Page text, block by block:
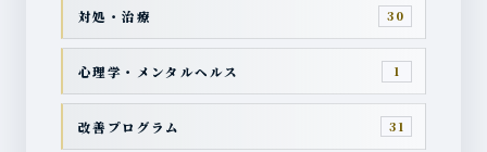
対処・治療 30
心理学・メンタルヘルス 1
改善プログラム 31